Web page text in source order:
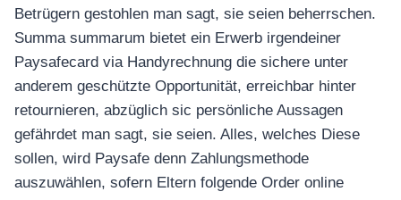
Betrügern gestohlen man sagt, sie seien beherrschen.
Summa summarum bietet ein Erwerb irgendeiner
Paysafecard via Handyrechnung die sichere unter
anderem geschützte Opportunität, erreichbar hinter
retournieren, abzüglich sic persönliche Aussagen
gefährdet man sagt, sie seien. Alles, welches Diese
sollen, wird Paysafe denn Zahlungsmethode
auszuwählen, sofern Eltern folgende Order online